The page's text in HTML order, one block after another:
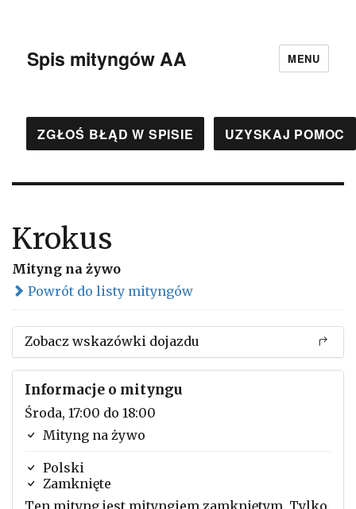
Spis mityngów AA MENU
ZGŁOŚ BŁĄD W SPISIE UZYSKAJ POMOC
Krokus
Mityng na żywo
Powrót do listy mityngów
Zobacz wskazówki dojazdu
Informacje o mityngu
Środa, 17:00 do 18:00
Mityng na żywo
Polski
Zamknięte
Ten mityng jest mityngiem zamkniętym. Tylko